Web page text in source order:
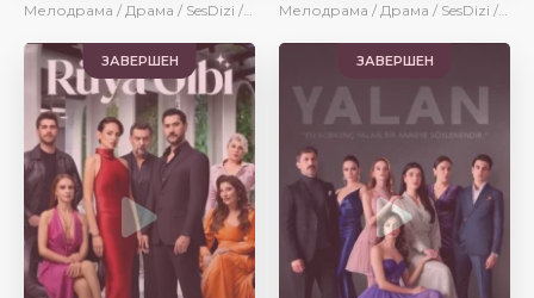
Мелодрама / Драма / SesDizi / AveTurk / AlisaDirilis Мелодрама / Драма / SesDizi / AlisaDirilis / Новинки / Сериалы 2025
ЗАВЕРШЕН ЗАВЕРШЕН